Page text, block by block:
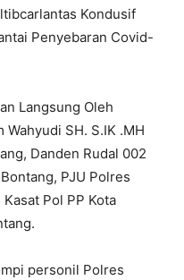
Kondusif
Penyebaran Covid-
Langsung Oleh
Wahyudi SH. S.IK .MH
Danden Rudal 002
PJU Polres
Pol PP Kota
personil Polres